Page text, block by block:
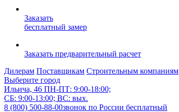
Заказать
бесплатный замер
Заказать предварительный расчет
Дилерам Поставщикам Строительным компаниям
Выберите город
Ильича, 46 ПН-ПТ: 9:00-18:00;
СБ: 9:00-13:00; ВС: вых.
8 (800) 500-88-00звонок по России бесплатный